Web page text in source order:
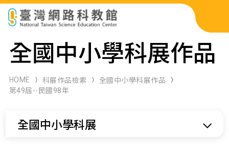
科展作品檢索
科學研習月刊
全國中小學科展作品
HOME 科展作品檢索
全國中小學科展作品
第49屆--民國98年
全國中小學科展